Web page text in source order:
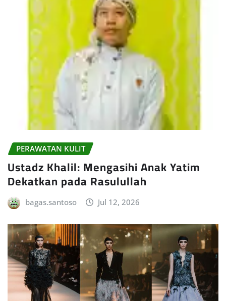
PERAWATAN KULIT
Ustadz Khalil: Mengasihi Anak Yatim
Dekatkan pada Rasulullah
bagas.santoso Jul 12, 2026